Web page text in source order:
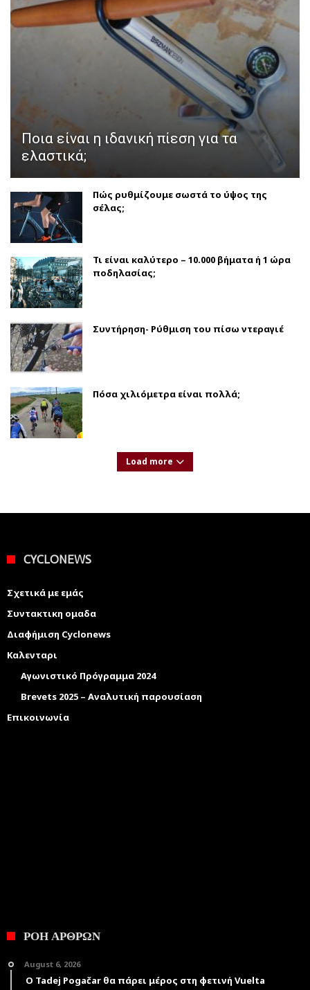
Ποια είναι η ιδανική πίεση για τα
ελαστικά;
Πώς ρυθμίζουμε σωστά το ύψος της
σέλας;
Τι είναι καλύτερο – 10.000 βήματα ή 1 ώρα
ποδηλασίας;
Συντήρηση- Ρύθμιση του πίσω ντεραγιέ
Πόσα χιλιόμετρα είναι πολλά;
Load more
CYCLONEWS
Σχετικά με εμάς
Συντακτικη ομαδα
Διαφήμιση Cyclonews
Καλενταρι
Αγωνιστικό Πρόγραμμα 2024
Brevets 2025 – Αναλυτική παρουσίαση
Επικοινωνία
ΡΟΗ ΑΡΘΡΩΝ
August 6, 2026
Ο Tadej Pogačar θα πάρει μέρος στη φετινή Vuelta